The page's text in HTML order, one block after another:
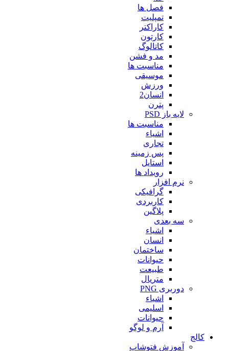
فصل ها
تمپلیت
کاراکتر
کارتون
کاتالوگ
مد و فشن
مناسبت ها
موسیقی
ورزش
انسان2
پترن
لایه باز PSD
مناسبت ها
اشیاء
تجاری
پس زمینه
استایل
رویداد ها
نرم افزار
گرافیکی
کاربردی
پلاگین
سه بعدی
اشیاء
انسان
ساختمان
حیوانات
طبیعت
متریال
دوربری PNG
اشیاء
اسلیمی
حیوانات
آرم و لوگو
کالج
آموزش فتوشاپ